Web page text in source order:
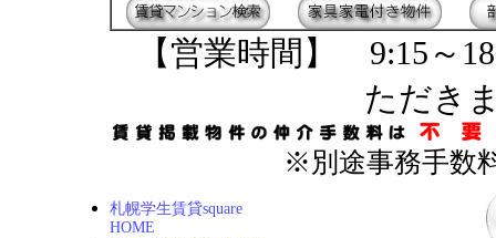
【営業時間】 9:15～
ただき
※別途事務手数
札幌学生賃貸square
HOME